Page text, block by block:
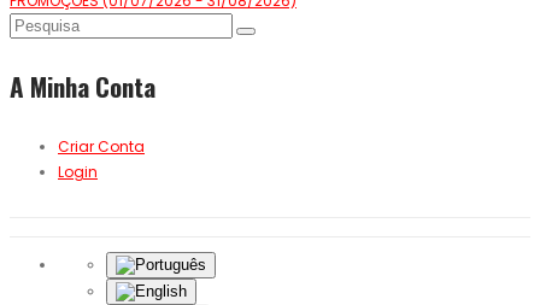
A Minha Conta
Criar Conta
Login